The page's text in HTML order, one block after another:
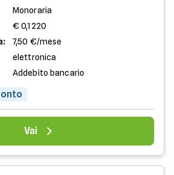
Monoraria
€ 0,1220
7,50 €/mese
elettronica
Addebito bancario
Vai